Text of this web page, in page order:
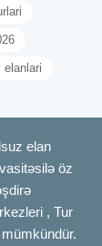
elanlari
elan
öz
, Tur